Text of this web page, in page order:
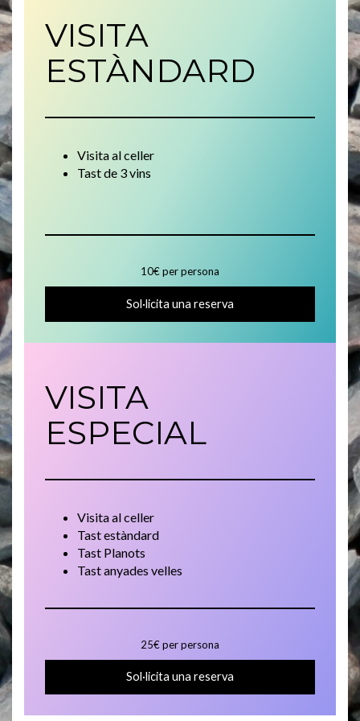
VISITA
ESTÀNDARD
Visita al celler
Tast de 3 vins
10€ per persona
Sol·licita una reserva
VISITA
ESPECIAL
Visita al celler
Tast estàndard
Tast Planots
Tast anyades velles
25€ per persona
Sol·licita una reserva